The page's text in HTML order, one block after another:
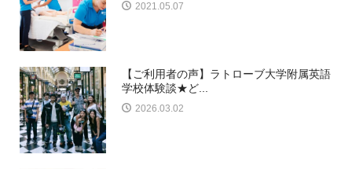
2021.05.07
【ご利用者の声】ラトローブ大学附属英語
学校体験談★ど...
2026.03.02